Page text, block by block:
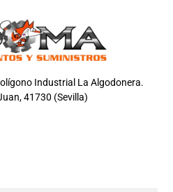
Industrial La Algodonera.
41730 (Sevilla)